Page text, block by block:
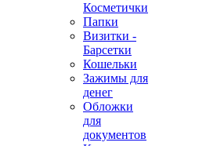
Косметички
Папки
Визитки -
Барсетки
Кошельки
Зажимы для
денег
Обложки
для
документов